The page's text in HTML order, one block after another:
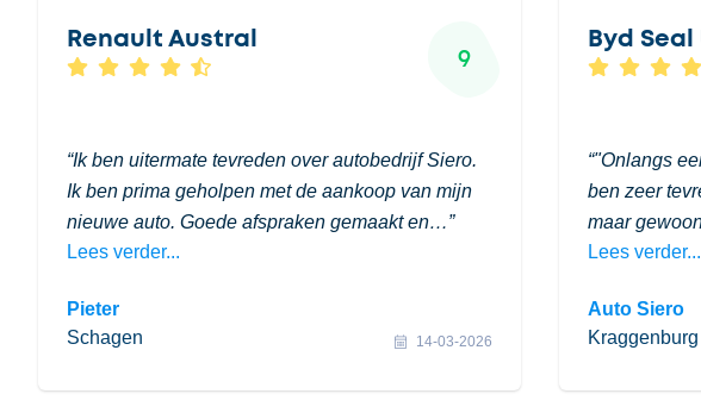
Renault Austral
9
Ik ben uitermate tevreden over autobedrijf Siero.
Ik ben prima geholpen met de aankoop van mijn
nieuwe auto. Goede afspraken gemaakt en…
Lees verder...
Pieter
Schagen
14-03-2026
Byd
"Onlangs
ben zeer
maar
Lees verder...
Auto Siero
Kraggenburg